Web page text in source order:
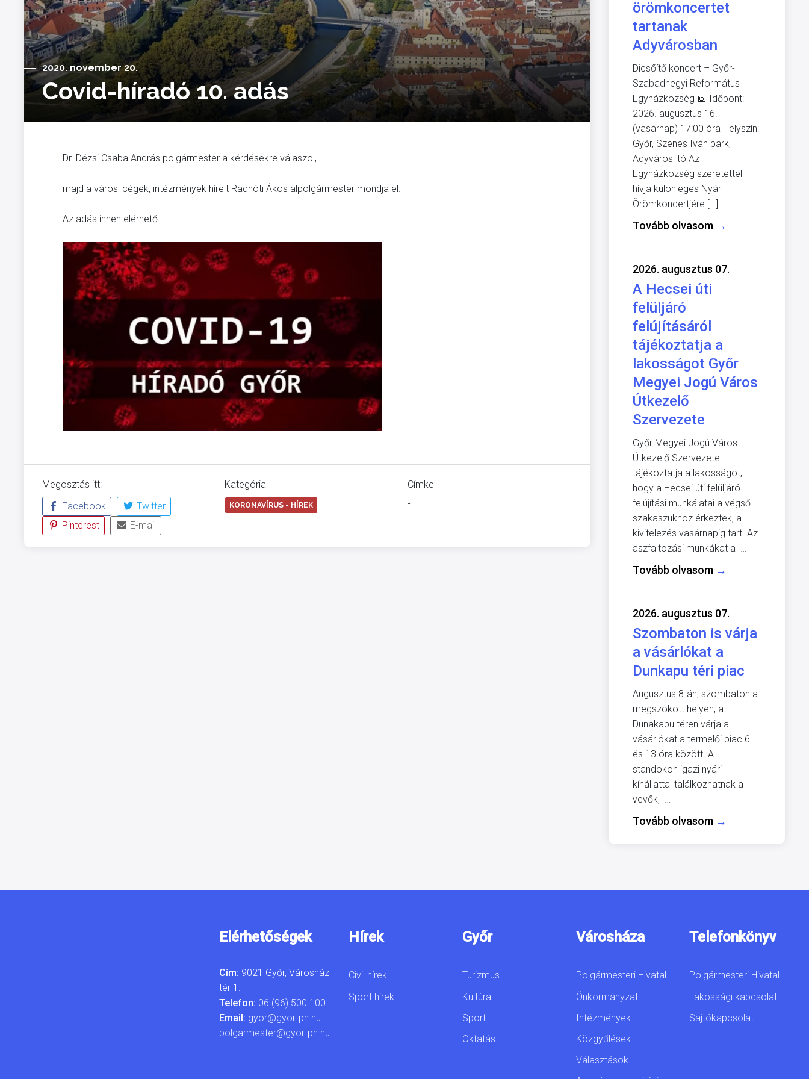
2020. november 20.
Covid-híradó 10. adás
Dr. Dézsi Csaba András polgármester a kérdésekre válaszol,
majd a városi cégek, intézmények híreit Radnóti Ákos alpolgármester mondja el.
Az adás innen elérhető:
Megosztás itt:
Facebook
Twitter
Pinterest
E-mail
Kategória
KORONAVÍRUS - HÍREK
Címke
-
örömkoncertet
tartanak
Adyvárosban
Dicsőítő koncert – Győr-
Szabadhegyi Református
Egyházközség 📅 Időpont:
2026. augusztus 16.
(vasárnap) 17:00 óra Helyszín:
Győr, Szenes Iván park,
Adyvárosi tó Az
Egyházközség szeretettel
hívja különleges Nyári
Örömkoncertjére […]
Tovább olvasom →
2026. augusztus 07.
A Hecsei úti
felüljáró
felújításáról
tájékoztatja a
lakosságot Győr
Megyei Jogú Város
Útkezelő
Szervezete
Győr Megyei Jogú Város
Útkezelő Szervezete
tájékoztatja a lakosságot,
hogy a Hecsei úti felüljáró
felújítási munkálatai a végső
szakaszukhoz érkeztek, a
kivitelezés vasárnapig tart. Az
aszfaltozási munkákat a […]
Tovább olvasom →
2026. augusztus 07.
Szombaton is várja
a vásárlókat a
Dunkapu téri piac
Augusztus 8-án, szombaton a
megszokott helyen, a
Dunakapu téren várja a
vásárlókat a termelői piac 6
és 13 óra között. A
standokon igazi nyári
kínállattal találkozhatnak a
vevők, […]
Tovább olvasom →
Elérhetőségek
Cím: 9021 Győr, Városház
tér 1.
Telefon: 06 (96) 500 100
Email: gyor@gyor-ph.hu
polgarmester@gyor-ph.hu
Hírek
Civil hírek
Sport hírek
Győr
Turizmus
Kultúra
Sport
Oktatás
Városháza
Polgármesteri Hivatal
Önkormányzat
Intézmények
Közgyűlések
Választások
Telefonkönyv
Polgármesteri Hivatal
Lakossági kapcsolat
Sajtókapcsolat